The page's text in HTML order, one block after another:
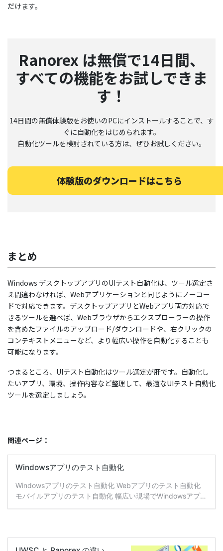
だけます。
Ranorex は無償で14日間、
すべての機能をお試しできま
す！
14日間の無償体験版をお使いのPCにインストールすることで、す
ぐに自動化をはじめられます。
自動化ツールを検討されている方は、ぜひお試しください。
体験版のダウンロードはこちら
まとめ
Windows デスクトップアプリのUIテスト自動化は、ツール選定さ
え間違わなければ、Webアプリケーションと同じようにノーコー
ドで対応できます。デスクトップアプリとWebアプリ両方対応で
きるツールを選べば、Webブラウザからエクスプローラーの操作
を含めたファイルのアップロード/ダウンロードや、右クリックの
コンテキストメニューなど、より幅広い操作を自動化することも
可能になります。
つまるところ、UIテスト自動化はツール選定が肝です。自動化し
たいアプリ、環境、操作内容など整理して、最適なUIテスト自動化
ツールを選定しましょう。
関連ページ：